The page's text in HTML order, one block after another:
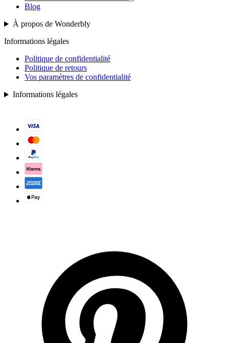
Blog
À propos de Wonderbly
Informations légales
Politique de confidentialité
Politique de retours
Vos paramètres de confidentialité
Informations légales